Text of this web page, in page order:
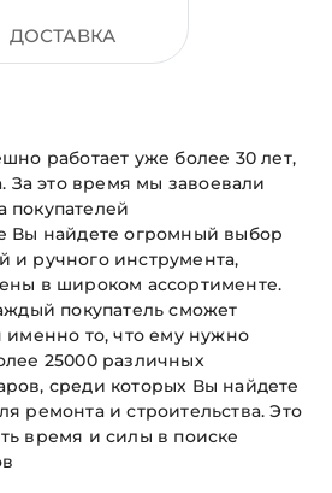
ДОСТАВКА
работает уже более 30 лет,
За это время мы завоевали
покупателей
Вы найдете огромный выбор
и ручного инструмента,
в широком ассортименте.
покупатель сможет
именно то, что ему нужно
25000 различных
среди которых Вы найдете
ремонта и строительства. Это
время и силы в поиске